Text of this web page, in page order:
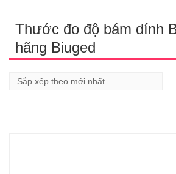
Thước đo độ bám dính
hãng Biuged